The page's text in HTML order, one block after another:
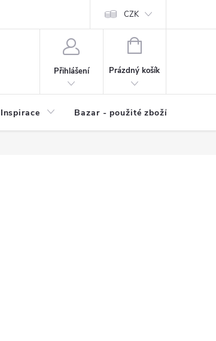
Kvalita zboží Spolupráce |
CZK
Přihlášení
NÁKUPNÍ
Prázdný košík
Inspirace Bazar - použité zboží